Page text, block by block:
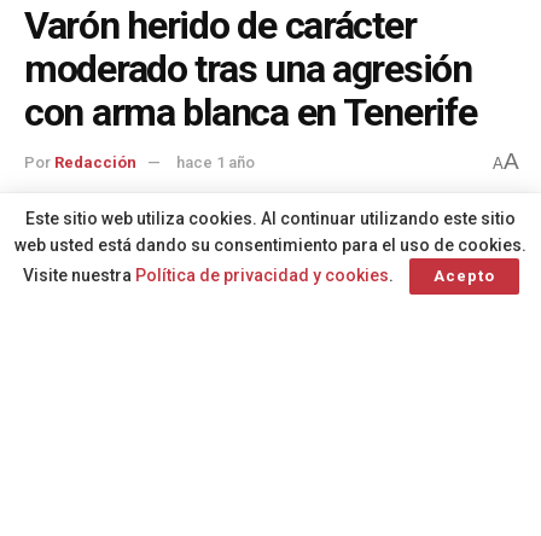
Varón herido de carácter
moderado tras una agresión
con arma blanca en Tenerife
Por Redacción hace 1 año AA
Este sitio web utiliza cookies. Al continuar utilizando este sitio
web usted está dando su consentimiento para el uso de cookies.
Visite nuestra Política de privacidad y cookies. Acepto